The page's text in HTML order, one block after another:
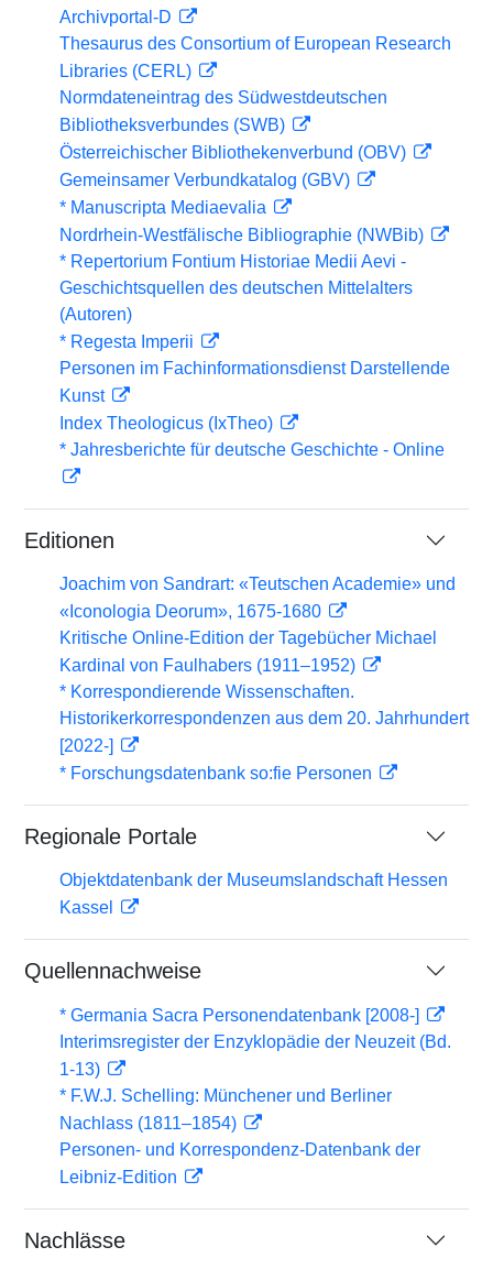
Archivportal-D
Thesaurus des Consortium of European Research
Libraries (CERL)
Normdateneintrag des Südwestdeutschen
Bibliotheksverbundes (SWB)
Österreichischer Bibliothekenverbund (OBV)
Gemeinsamer Verbundkatalog (GBV)
* Manuscripta Mediaevalia
Nordrhein-Westfälische Bibliographie (NWBib)
* Repertorium Fontium Historiae Medii Aevi -
Geschichtsquellen des deutschen Mittelalters
(Autoren)
* Regesta Imperii
Personen im Fachinformationsdienst Darstellende
Kunst
Index Theologicus (IxTheo)
* Jahresberichte für deutsche Geschichte - Online
Editionen
Joachim von Sandrart: «Teutschen Academie» und
«Iconologia Deorum», 1675-1680
Kritische Online-Edition der Tagebücher Michael
Kardinal von Faulhabers (1911–1952)
* Korrespondierende Wissenschaften.
Historikerkorrespondenzen aus dem 20. Jahrhundert
[2022-]
* Forschungsdatenbank so:fie Personen
Regionale Portale
Objektdatenbank der Museumslandschaft Hessen
Kassel
Quellennachweise
* Germania Sacra Personendatenbank [2008-]
Interimsregister der Enzyklopädie der Neuzeit (Bd.
1-13)
* F.W.J. Schelling: Münchener und Berliner
Nachlass (1811–1854)
Personen- und Korrespondenz-Datenbank der
Leibniz-Edition
Nachlässe